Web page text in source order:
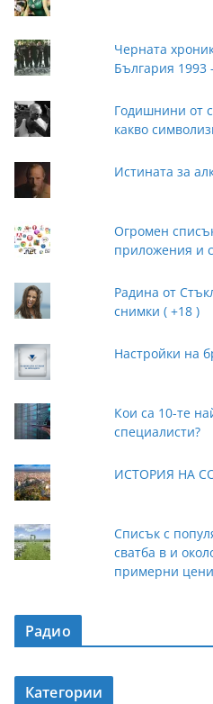
Черната
България 1993
Годишнини от
какво
Истината за
Огромен
приложения и
Радина от
снимки ( +18 )
Настройки на
Кои са 10-те
специалисти?
ИСТОРИЯ НА
Списък с
сватба в и
примерни цени
Радио
Категории